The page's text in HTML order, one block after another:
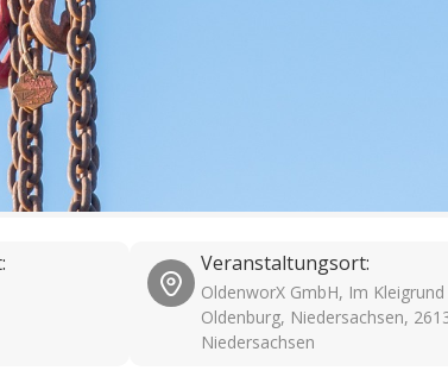
Veranstaltungsort:
OldenworX GmbH, Im Kleigrund
Oldenburg, Niedersachsen,
Niedersachsen